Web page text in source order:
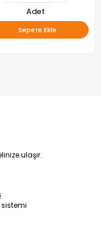
Adet
Sepete Ekle
ulaşır.